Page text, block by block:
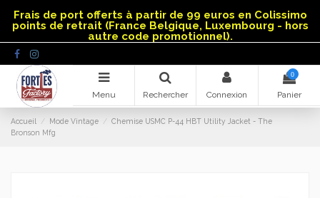
Frais de port offerts à partir de 99 euros en Colissimo
points de retrait (France Belgique, Luxembourg - hors
autre code promotionnel).
Menu Rechercher Connexion
0
Panier
Accueil Mode Vintage
Chemise USMC P-44 HBT Utility Jacket - The
Bronson Mfg